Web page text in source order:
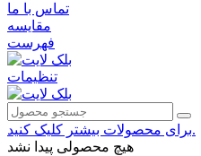
تماس با ما
مقایسه
فهرست
تنظیمات
برای محصولات بیشتر کلیک کنید.
هیچ محصولی پیدا نشد